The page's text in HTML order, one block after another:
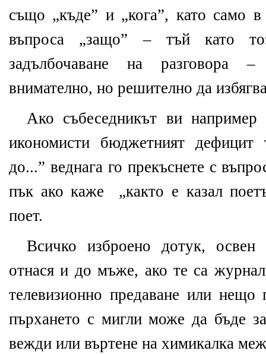
също „къде” и „кога”, като само в
въпроса „защо” – тъй като
задълбочаване на разговора
внимателно, но решително да
Ако събеседникът ви
икономисти бюджетният дефицит
до...” веднага го прекъснете с
пък ако каже „както е казал
поет.
Всичко изброено дотук,
отнася и до мъже, ако те са
телевизионно предаване или
пърхането с мигли може да бъде
вежди или въртене на химикалка